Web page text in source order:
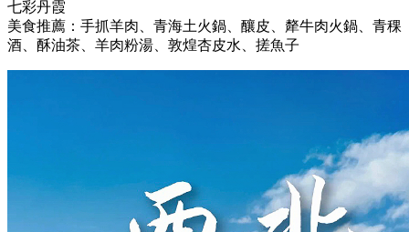
七彩丹霞
美食推薦：手抓羊肉、青海土火鍋、釀皮、犛牛肉火鍋、青稞
酒、酥油茶、羊肉粉湯、敦煌杏皮水、搓魚子